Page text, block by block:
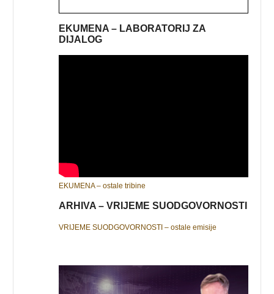
EKUMENA – LABORATORIJ ZA
DIJALOG
EKUMENA – ostale tribine
ARHIVA – VRIJEME SUODGOVORNOSTI
VRIJEME SUODGOVORNOSTI – ostale emisije